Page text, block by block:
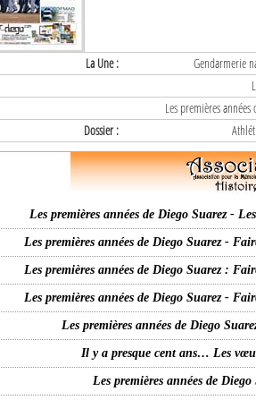
La Une :
Gendarmerie
Les premières
Dossier :
Les premières années de Diego Suarez -
Les premières années de Diego Suarez -
Les premières années de Diego Suarez :
Les premières années de Diego Suarez -
Les premières années de Diego
Il y a presque cent ans… Les
Les premières années de